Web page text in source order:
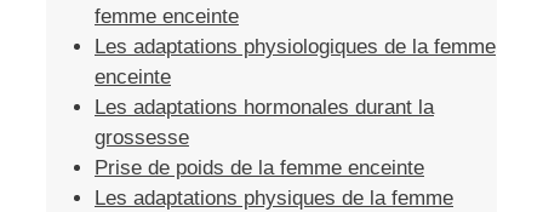
femme enceinte
Les adaptations physiologiques de la femme
enceinte
Les adaptations hormonales durant la
grossesse
Prise de poids de la femme enceinte
Les adaptations physiques de la femme